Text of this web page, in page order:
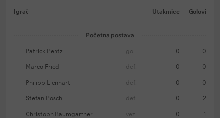
Igrač Utakmice Golovi
Početna postava
Patrick Pentz gol. 0 0
Marco Friedl def. 0 0
Philipp Lienhart def. 0 0
Stefan Posch def. 0 2
Christoph Baumgartner vez. 0 1